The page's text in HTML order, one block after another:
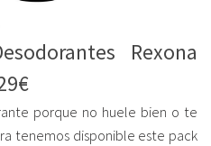
Rexona
porque no huele bien o te
tenemos disponible este pack